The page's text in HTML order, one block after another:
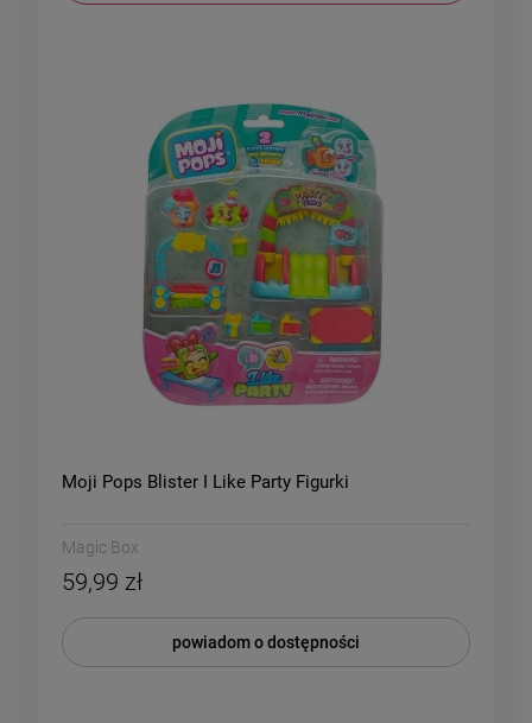
Moji Pops Blister I Like Party Figurki
Magic Box
59,99 zł
powiadom o dostępności